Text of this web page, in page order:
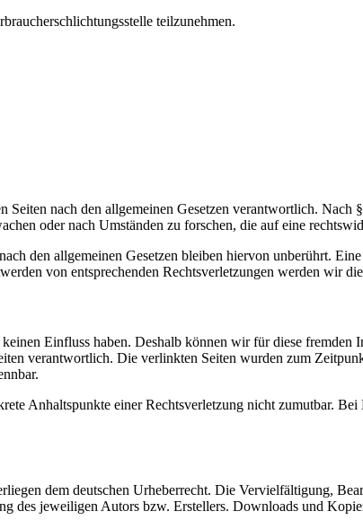
teilzunehmen.
nach den allgemeinen Gesetzen verantwortlich.
oder nach Umständen zu forschen, die auf eine
den allgemeinen Gesetzen bleiben hiervon unberührt.
von entsprechenden Rechtsverletzungen werden wir
Einfluss haben. Deshalb können wir für diese fremden
verantwortlich. Die verlinkten Seiten wurden zum
Anhaltspunkte einer Rechtsverletzung nicht zumutbar.
dem deutschen Urheberrecht. Die Vervielfältigung,
des jeweiligen Autors bzw. Erstellers. Downloads und